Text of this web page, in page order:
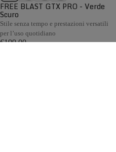
FREE BLAST GTX PRO - Verde
Scuro
Stile senza tempo e prestazioni versatili
per l’uso quotidiano
€199,00